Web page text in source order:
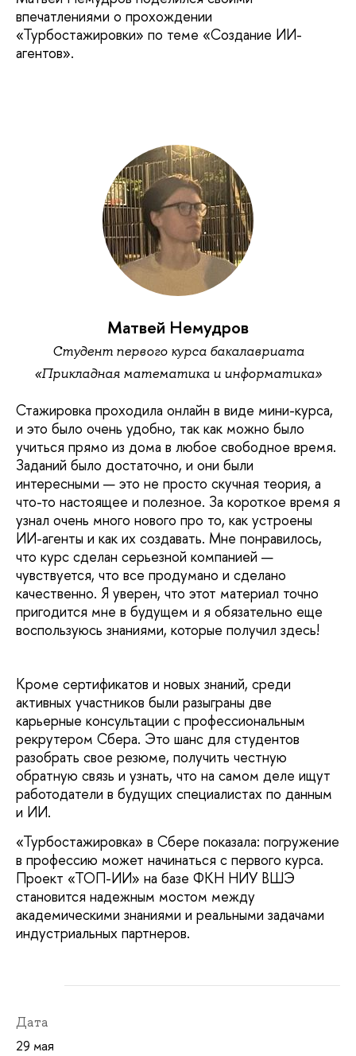
впечатлениями о прохождении
«Турбостажировки» по теме «Создание ИИ-
агентов».
Матвей Немудров
Студент первого курса бакалавриата
«Прикладная математика и информатика»
Стажировка проходила онлайн в виде мини-курса,
и это было очень удобно, так как можно было
учиться прямо из дома в любое свободное время.
Заданий было достаточно, и они были
интересными — это не просто скучная теория, а
что-то настоящее и полезное. За короткое время я
узнал очень много нового про то, как устроены
ИИ-агенты и как их создавать. Мне понравилось,
что курс сделан серьезной компанией —
чувствуется, что все продумано и сделано
качественно. Я уверен, что этот материал точно
пригодится мне в будущем и я обязательно еще
воспользуюсь знаниями, которые получил здесь!
Кроме сертификатов и новых знаний, среди
активных участников были разыграны две
карьерные консультации с профессиональным
рекрутером Сбера. Это шанс для студентов
разобрать свое резюме, получить честную
обратную связь и узнать, что на самом деле ищут
работодатели в будущих специалистах по данным
и ИИ.
«Турбостажировка» в Сбере показала: погружение
в профессию может начинаться с первого курса.
Проект «ТОП-ИИ» на базе ФКН НИУ ВШЭ
становится надежным мостом между
академическими знаниями и реальными задачами
индустриальных партнеров.
Дата
29 мая